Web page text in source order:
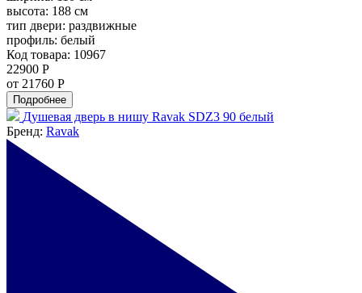
высота: 188 см
тип двери: раздвижные
профиль: белый
Код товара: 10967
22900 Р
от 21760 Р
Подробнее
Душевая дверь в нишу Ravak SDZ3 90 белый
Бренд: Ravak